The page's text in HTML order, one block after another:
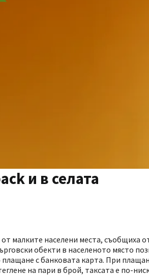
и в селата
от малките населени места,
обекти в населеното място
плащане с банковата карта. При
на пари в брой, таксата е по-